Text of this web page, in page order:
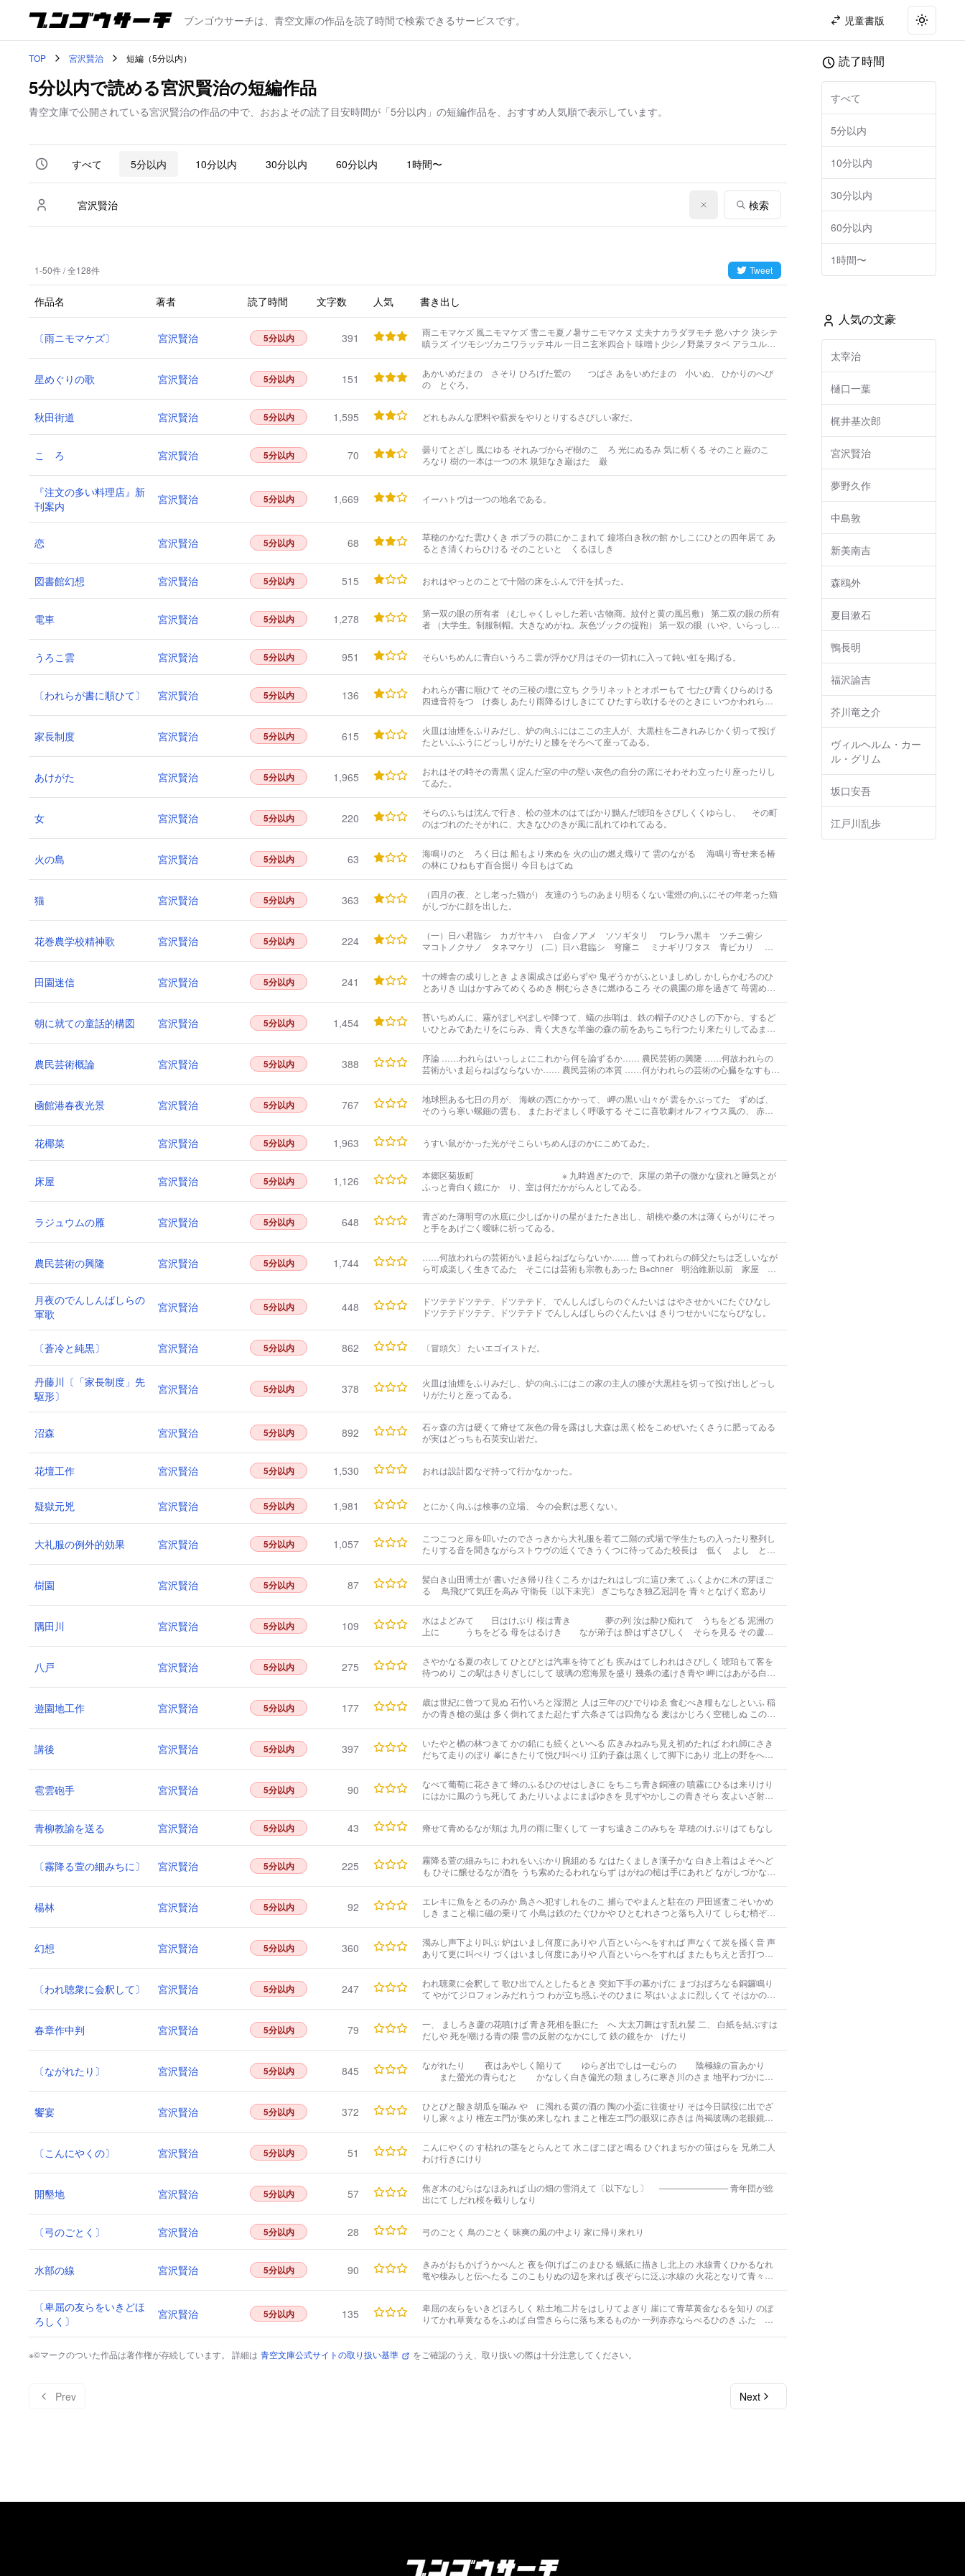
ブンゴウサーチは、青空文庫の作品を読了時間で検索できるサービスです。 児童書版 Toggle
TOP 宮沢賢治 短編（5分以内）
5分以内で読める宮沢賢治の短編作品
青空文庫で公開されている宮沢賢治の作品の中で、おおよその読了目安時間が「5分以内」の短編作品を、おすすめ人気順で表示しています。
すべて 5分以内 10分以内 30分以内 60分以内 1時間〜
検索
1-50件 / 全128件 Tweet
作品名 著者 読了時間 文字数 人気 書き出し
〔雨ニモマケズ〕 宮沢賢治 5分以内 391
雨ニモマケズ 風ニモマケズ 雪ニモ夏ノ暑サニモマケヌ 丈夫ナカラダヲモチ 慾ハナク 決シテ
瞋ラズ イツモシヅカニワラッテヰル 一日ニ玄米四合ト 味噌ト少シノ野菜ヲタベ アラユルコ
レバ 行ッテソノ稲ノ朿ヲ［＃「朿ヲ」はママ］
星めぐりの歌 宮沢賢治 5分以内 151
あかいめだまの さそり ひろげた鷲の つばさ あをいめだまの 小いぬ、 ひかりのへび
の とぐろ。
秋田街道 宮沢賢治 5分以内 1,595 どれもみんな肥料や薪炭をやりとりするさびしい家だ。
こゝろ 宮沢賢治 5分以内 70
曇りてとざし 風にゆる それみづからぞ樹のこゝろ 光にぬるみ 気に析くる そのこと巌のこゝ
ろなり 樹の一本は一つの木 規矩なき巌はたゞ巌
『注文の多い料理店』新
刊案内
宮沢賢治 5分以内 1,669 イーハトヴは一つの地名である。
恋 宮沢賢治 5分以内 68
草穂のかなた雲ひくき ポプラの群にかこまれて 鐘塔白き秋の館 かしこにひとの四年居て あ
るとき清くわらひける そのこといとゞくるほしき
図書館幻想 宮沢賢治 5分以内 515 おれはやっとのことで十階の床をふんで汗を拭った。
電車 宮沢賢治 5分以内 1,278
第一双の眼の所有者 （むしゃくしゃした若い古物商。紋付と黄の風呂敷） 第二双の眼の所有
者 （大学生。制服制帽。大きなめがね。灰色ヅックの提鞄） 第一双の眼（いや、いらっしゃ
へ。） （何だ失敬な。） （あ、左様で。あ、左様でございま
うろこ雲 宮沢賢治 5分以内 951 そらいちめんに青白いうろこ雲が浮かび月はその一切れに入って鈍い虹を掲げる。
〔われらが書に順ひて〕 宮沢賢治 5分以内 136
われらが書に順ひて その三稜の壇に立ち クラリネットとオボーもて 七たび青くひらめける
四連音符をつゞけ奏し あたり雨降るけしきにて ひたすら吹けるそのときに いつかわれらの
家長制度 宮沢賢治 5分以内 615
火皿は油煙をふりみだし、炉の向ふにはここの主人が、大黒柱を二きれみじかく切って投げ
たといふふうにどっしりがたりと膝をそろへて座ってゐる。
あけがた 宮沢賢治 5分以内 1,965
おれはその時その青黒く淀んだ室の中の堅い灰色の自分の席にそわそわ立ったり座ったりし
てゐた。
女 宮沢賢治 5分以内 220
そらのふちは沈んで行き、松の並木のはてばかり黝んだ琥珀をさびしくくゆらし、 その町
のはづれのたそがれに、大きなひのきが風に乱れてゆれてゐる。
火の島 宮沢賢治 5分以内 63
海鳴りのとゞろく日は 船もより来ぬを 火の山の燃え熾りて 雲のながるゝ 海鳴り寄せ来る椿
の林に ひねもす百合掘り 今日もはてぬ
猫 宮沢賢治 5分以内 363
（四月の夜、とし老った猫が） 友達のうちのあまり明るくない電燈の向ふにその年老った猫
がしづかに顔を出した。
花巻農学校精神歌 宮沢賢治 5分以内 224
（一）日ハ君臨シ カガヤキハ 白金ノアメ ソソギタリ ワレラハ黒キ ツチニ俯シ
マコトノクサノ タネマケリ （二）日ハ君臨シ 穹窿ニ ミナギリワタス 青ビカリ ヒ
シ カガヤキノ 太陽系ハ マヒルナリ ケハシキ
田園迷信 宮沢賢治 5分以内 241
十の蜂舎の成りしとき よき園成さば必らずや 鬼ぞうかがふといましめし かしらかむろのひ
とありき 山はかすみてめくるめき 桐むらさきに燃ゆるころ その農園の扉を過ぎて 苺需めし
きて この園われが園といふ かくてくわりんの
朝に就ての童話的構図 宮沢賢治 5分以内 1,454
苔いちめんに、霧がぽしやぽしや降つて、蟻の歩哨は、鉄の帽子のひさしの下から、するど
いひとみであたりをにらみ、青く大きな羊歯の森の前をあちこち行つたり来たりしてゐま
農民芸術概論 宮沢賢治 5分以内 388
序論 ……われらはいっしょにこれから何を論ずるか…… 農民芸術の興隆 ……何故われらの
芸術がいま起らねばならないか…… 農民芸術の本質 ……何がわれらの芸術の心臓をなすもの
かに進んで行ったらいいか…… 農
凾館港春夜光景 宮沢賢治 5分以内 767
地球照ある七日の月が、 海峡の西にかかって、 岬の黒い山々が 雲をかぶってたゞずめば、
そのうら寒い螺鈿の雲も、 またおぞましく呼吸する そこに喜歌劇オルフィウス風の、 赤い
タルダイト、 ハコダテネムロインデコライト
花椰菜 宮沢賢治 5分以内 1,963 うすい鼠がかった光がそこらいちめんほのかにこめてゐた。
床屋 宮沢賢治 5分以内 1,126
本郷区菊坂町 ※ 九時過ぎたので、床屋の弟子の微かな疲れと睡気とが
ふっと青白く鏡にかゝり、室は何だかがらんとしてゐる。
ラジュウムの雁 宮沢賢治 5分以内 648
青ざめた薄明穹の水底に少しばかりの星がまたたき出し、胡桃や桑の木は薄くらがりにそっ
と手をあげごく曖昧に祈ってゐる。
農民芸術の興隆 宮沢賢治 5分以内 1,744
……何故われらの芸術がいま起らねばならないか…… 曾ってわれらの師父たちは乏しいなが
ら可成楽しく生きてゐた そこには芸術も宗教もあった B※chner 明治維新以前 家屋 衣
古に遡るに従って漸く非労働となる 如何にして労働
月夜のでんしんばしらの
軍歌
宮沢賢治 5分以内 448
ドツテテドツテテ、ドツテテド、 でんしんばしらのぐんたいは はやさせかいにたぐひなし
ドツテテドツテテ、ドツテテド でんしんばしらのぐんたいは きりつせかいにならびなし。
〔蒼冷と純黒〕 宮沢賢治 5分以内 862 〔冒頭欠〕 たいエゴイストだ。
丹藤川〔「家長制度」先
駆形〕
宮沢賢治 5分以内 378
火皿は油煙をふりみだし、炉の向ふにはこの家の主人の膝が大黒柱を切って投げ出しどっし
りがたりと座ってゐる。
沼森 宮沢賢治 5分以内 892
石ヶ森の方は硬くて瘠せて灰色の骨を露はし大森は黒く松をこめぜいたくさうに肥ってゐる
が実はどっちも石英安山岩だ。
花壇工作 宮沢賢治 5分以内 1,530 おれは設計図なぞ持って行かなかった。
疑獄元兇 宮沢賢治 5分以内 1,981 とにかく向ふは検事の立場、 今の会釈は悪くない。
大礼服の例外的効果 宮沢賢治 5分以内 1,057
こつこつと扉を叩いたのでさっきから大礼服を着て二階の式場で学生たちの入ったり整列し
たりする音を聞きながらストウヴの近くできうくつに待ってゐた校長は 低く よし と答
樹園 宮沢賢治 5分以内 87
髪白き山田博士が 書いだき帰り往くころ かはたれはしづに這ひ来て ふくよかに木の芽ほご
るゝ 鳥飛びて気圧を高み 守衛長〔以下未完〕 ぎごちなき独乙冠詞を 青々となげく窓あり
隅田川 宮沢賢治 5分以内 109
水はよどみて 日はけぶり 桜は青き 夢の列 汝は酔ひ痴れて うちをどる 泥洲の
上に うちをどる 母をはるけき なが弟子は 酔はずさびしく そらを見る その蘆生
八戸 宮沢賢治 5分以内 275
さやかなる夏の衣して ひとびとは汽車を待てども 疾みはてしわれはさびしく 琥珀もて客を
待つめり この駅はきりぎしにして 玻璃の窓海景を盛り 幾条の遙けき青や 岬にはあがる白波
き モートルの爆音高く 窓過ぐる黒き船あり
遊園地工作 宮沢賢治 5分以内 177
歳は世紀に曾つて見ぬ 石竹いろと湿潤と 人は三年のひでりゆゑ 食むべき糧もなしといふ 稲
かの青き槍の葉は 多く倒れてまた起たず 六条さては四角なる 麦はかじろく空穂しぬ このと
講後 宮沢賢治 5分以内 397
いたやと楢の林つきて かの鉛にも続くといへる 広きみねみち見え初めたれば われ師にさき
だちて走りのぼり 峯にきたりて悦び叫べり 江釣子森は黒くして脚下にあり 北上の野をへだ
なげうちしに その石遙か下方にして 戞として樹をうち ま
雹雲砲手 宮沢賢治 5分以内 90
なべて葡萄に花さきて 蜂のふるひのせはしきに をちこち青き銅液の 噴霧にひるは来りけり
にはかに風のうち死して あたりいよよにまばゆきを 見ずやかしこの青きそら 友よいざ射て
青柳教諭を送る 宮沢賢治 5分以内 43 瘠せて青めるなが頬は 九月の雨に聖くして 一すぢ遠きこのみちを 草穂のけぶりはてもなし
〔霧降る萱の細みちに〕 宮沢賢治 5分以内 225
霧降る萱の細みちに われをいぶかり腕組める なはたくましき漢子かな 白き上着はよそへど
も ひそに醸せるなが酒を うち索めたるわれならず はがねの槌は手にあれど ながしづかなる
るこのみちを わがためにこそひらけかし 権現山のい
楊林 宮沢賢治 5分以内 92
エレキに魚をとるのみか 鳥さへ犯すしれをのこ 捕らでやまんと駐在の 戸田巡査こそいかめ
しき まこと楊に磁の乗りて 小鳥は鉄のたぐひかや ひとむれさつと落ち入りて しらむ梢ぞあ
幻想 宮沢賢治 5分以内 360
濁みし声下より叫ぶ 炉はいまし何度にありや 八百といらへをすれば 声なくて炭を掻く音 声
ありて更に叫べり づくはいまし何度にありや 八百といらへをすれば またもちえと舌打つ
来る音 八百は何のたはごと 汝はこゝに睡れる
〔われ聴衆に会釈して〕 宮沢賢治 5分以内 247
われ聴衆に会釈して 歌ひ出でんとしたるとき 突如下手の幕かげに まづおぼろなる銅鑼鳴り
て やがてジロフォンみだれうつ わが立ち惑ふそのひまに 琴はいよよに烈しくて そはかの支
るごとくわが立てば もろびとどつと声あげて い
春章作中判 宮沢賢治 5分以内 79
一、 ましろき蘆の花噴けば 青き死相を眼にたゝへ 大太刀舞はす乱れ髪 二、 白紙を結ぶすは
だしや 死を嘲ける青の隈 雪の反射のなかにして 鉄の鏡をかゝげたり
〔ながれたり〕 宮沢賢治 5分以内 845
ながれたり 夜はあやしく陥りて ゆらぎ出でしは一むらの 陰極線の盲あかり
また螢光の青らむと かなしく白き偏光の類 ましろに寒き川のさま 地平わづかに赤
り （そもこれはいづちの川のけしきぞも） 明るく
饗宴 宮沢賢治 5分以内 372
ひとびと酸き胡瓜を噛み やゝに濁れる黄の酒の 陶の小盃に往復せり そは今日賦役に出でざ
りし家々より 権左エ門が集め来しなれ まこと権左エ門の眼双に赤きは 尚褐玻璃の老眼鏡を
り われはさながらわれにもあらず 稲の品種をもの
〔こんにやくの〕 宮沢賢治 5分以内 51
こんにやくの す枯れの茎をとらんとて 水こぼこぼと鳴る ひぐれまぢかの笹はらを 兄弟二人
わけ行きにけり
開墾地 宮沢賢治 5分以内 57
焦ぎ木のむらはなほあれば 山の畑の雪消えて〔以下なし〕 ―――――――― 青年団が総
出にて しだれ桜を截りしなり
〔弓のごとく〕 宮沢賢治 5分以内 28 弓のごとく 鳥のごとく 昧爽の風の中より 家に帰り来れり
水部の線 宮沢賢治 5分以内 90
きみがおもかげうかべんと 夜を仰げばこのまひる 蝋紙に描きし北上の 水線青くひかるなれ
竜や棲みしと伝へたる このこもりぬの辺を来れば 夜ぞらに泛ぶ水線の 火花となりて青々と
〔卑屈の友らをいきどほ
ろしく〕
宮沢賢治 5分以内 135
卑屈の友らをいきどほろしく 粘土地二片をはしりてよぎり 崖にて青草黄金なるを知り のぼ
りてかれ草黄なるをふめば 白雪きららに落ち来るものか 一列赤赤ならべるひのき ふたゝび
※©マークのついた作品は著作権が存続しています。 詳細は 青空文庫公式サイトの取り扱い基準 をご確認のうえ、取り扱いの際は十分注意してください。
Prev Next
読了時間
すべて
5分以内
10分以内
30分以内
60分以内
1時間〜
人気の文豪
太宰治
樋口一葉
梶井基次郎
宮沢賢治
夢野久作
中島敦
新美南吉
森鴎外
夏目漱石
鴨長明
福沢諭吉
芥川竜之介
ヴィルヘルム・カー
ル・グリム
坂口安吾
江戸川乱歩